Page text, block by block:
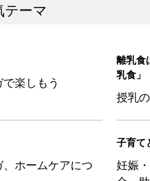
ーマ
楽しもう
離乳食
乳食」
授乳
ホームケアにつ
子育て
妊娠